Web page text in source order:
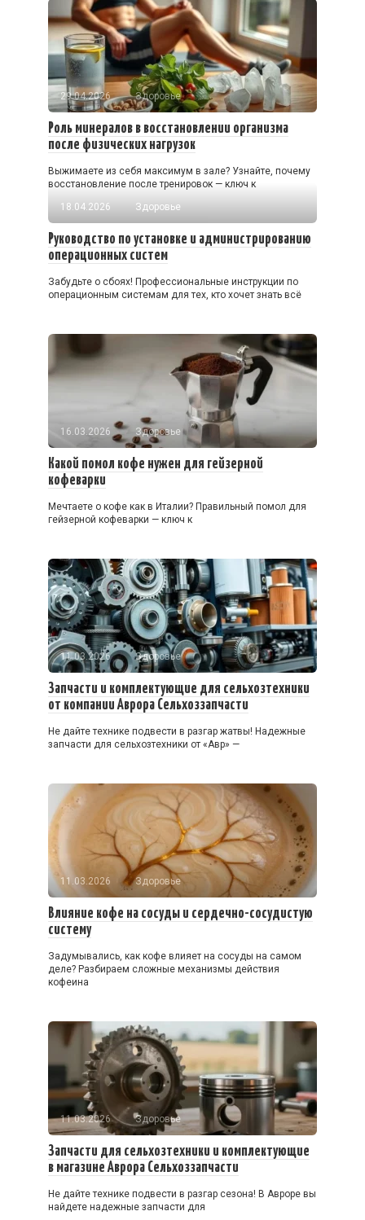
29.04.2026 Здоровье
Роль минералов в восстановлении организма
после физических нагрузок
Выжимаете из себя максимум в зале? Узнайте, почему
восстановление после тренировок — ключ к
18.04.2026
Здоровье
Руководство по установке и администрированию
операционных систем
Забудьте о сбоях! Профессиональные инструкции по
операционным системам для тех, кто хочет знать всё
16.03.2026 Здоровье
Какой помол кофе нужен для гейзерной
кофеварки
Мечтаете о кофе как в Италии? Правильный помол для
гейзерной кофеварки — ключ к
11.03.2026 Здоровье
Запчасти и комплектующие для сельхозтехники
от компании Аврора Сельхоззапчасти
Не дайте технике подвести в разгар жатвы! Надежные
запчасти для сельхозтехники от «Авр» —
11.03.2026 Здоровье
Влияние кофе на сосуды и сердечно-сосудистую
систему
Задумывались, как кофе влияет на сосуды на самом
деле? Разбираем сложные механизмы действия
кофеина
11.03.2026 Здоровье
Запчасти для сельхозтехники и комплектующие
в магазине Аврора Сельхоззапчасти
Не дайте технике подвести в разгар сезона! В Авроре вы
найдете надежные запчасти для